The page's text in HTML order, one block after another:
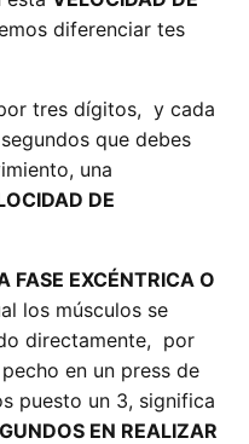
diferenciar tes
tres dígitos, y cada
que debes
una
DE
FASE EXCÉNTRICA O
los músculos se
directamente, por
en un press de
puesto un 3, significa
EN REALIZAR